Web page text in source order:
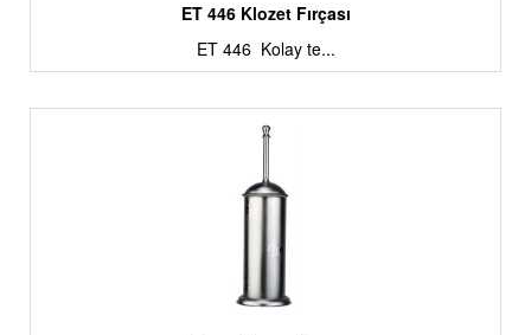
ET 446 Klozet Fırçası
ET 446 Kolay te...